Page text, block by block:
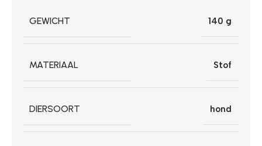
GEWICHT 140 g
MATERIAAL Stof
DIERSOORT hond